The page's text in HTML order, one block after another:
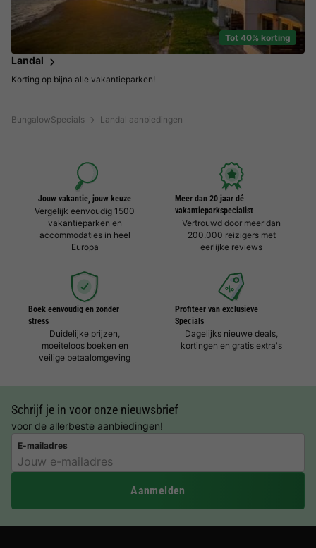
BungalowSpecials Landal aanbiedingen
Tot 40% korting
Landal
Korting op bijna alle vakantieparken!
Jouw vakantie, jouw keuze
Vergelijk eenvoudig 1500
vakantieparken en
accommodaties in heel
Europa
Meer dan 20 jaar dé
vakantieparkspecialist
Vertrouwd door meer dan
200.000 reizigers met
eerlijke reviews
Boek eenvoudig en zonder
stress
Duidelijke prijzen,
moeiteloos boeken en
veilige betaalomgeving
Profiteer van exclusieve
Specials
Dagelijks nieuwe deals,
kortingen en gratis extra's
Schrijf je in voor onze nieuwsbrief
voor de allerbeste aanbiedingen!
E-mailadres
Aanmelden